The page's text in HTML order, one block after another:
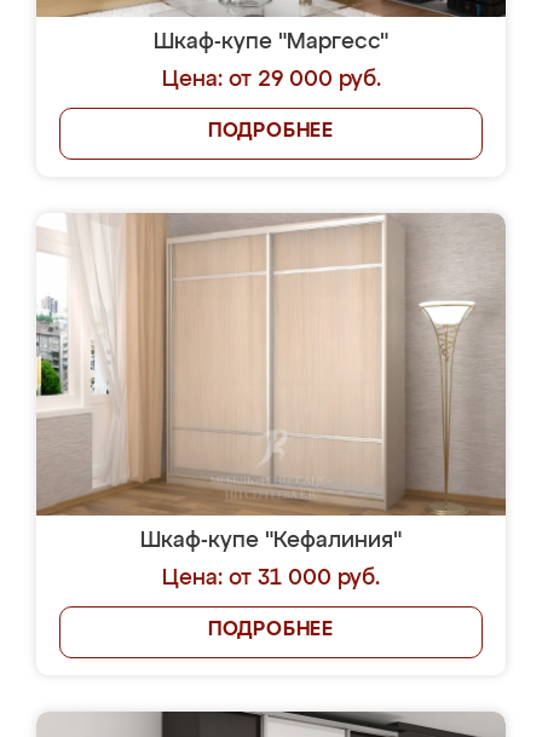
Шкаф-купе "Маргесс"
Цена: от 29 000 руб.
ПОДРОБНЕЕ
Шкаф-купе "Кефалиния"
Цена: от 31 000 руб.
ПОДРОБНЕЕ